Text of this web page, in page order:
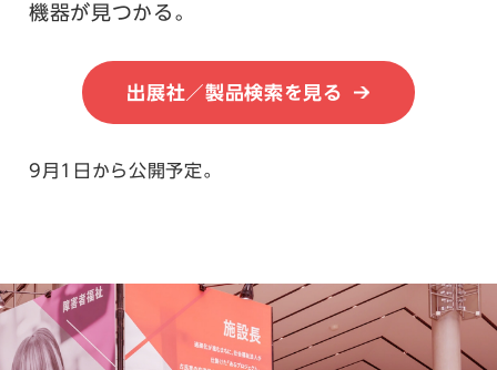
機器が見つかる。
出展社／製品検索を見る
9月1日から公開予定。